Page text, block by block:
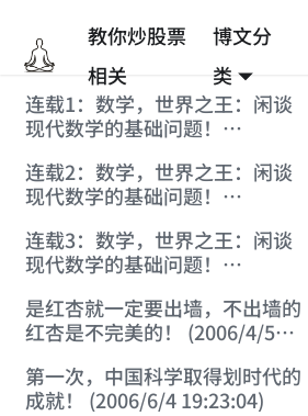
教你炒股票
相关
博文分
类
连载1：数学，世界之王：闲谈
现代数学的基础问题！
连载2：数学，世界之王：闲谈
现代数学的基础问题！
连载3：数学，世界之王：闲谈
现代数学的基础问题！
是红杏就一定要出墙，不出墙的
红杏是不完美的！ (2006/4/5
第一次，中国科学取得划时代的
成就！ (2006/6/4 19:23:04)